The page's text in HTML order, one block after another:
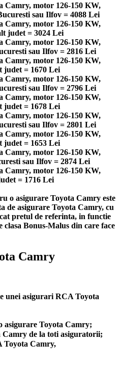
Camry, motor 126-150 KW,
sau Ilfov = 4088 Lei
Camry, motor 126-150 KW,
judet = 3024 Lei
Camry, motor 126-150 KW,
sau Ilfov = 2816 Lei
Camry, motor 126-150 KW,
judet = 1670 Lei
Camry, motor 126-150 KW,
sau Ilfov = 2796 Lei
Camry, motor 126-150 KW,
judet = 1678 Lei
Camry, motor 126-150 KW,
sau Ilfov = 2801 Lei
Camry, motor 126-150 KW,
judet = 1653 Lei
Camry, motor 126-150 KW,
sau Ilfov = 2874 Lei
Camry, motor 126-150 KW,
= 1716 Lei
o asigurare Toyota Camry este
de asigurare Toyota Camry, cu
pretul de referinta, in functie
Bonus-Malus din care face
Camry
unei asigurari RCA Toyota
asigurare Toyota Camry;
de la toti asiguratorii;
Toyota Camry,